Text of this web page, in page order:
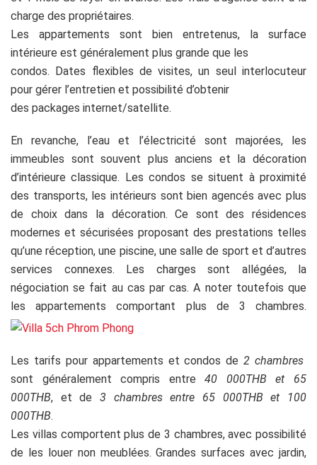
charge des propriétaires.
Les appartements sont bien entretenus, la surface
intérieure est généralement plus grande que les
condos. Dates flexibles de visites, un seul interlocuteur
pour gérer l’entretien et possibilité d’obtenir
des packages internet/satellite.
En revanche, l’eau et l’électricité sont majorées, les
immeubles sont souvent plus anciens et la décoration
d’intérieure classique. Les condos se situent à proximité
des transports, les intérieurs sont bien agencés avec plus
de choix dans la décoration. Ce sont des résidences
modernes et sécurisées proposant des prestations telles
qu’une réception, une piscine, une salle de sport et d’autres
services connexes. Les charges sont allégées, la
négociation se fait au cas par cas. A noter toutefois que
les appartements comportant plus de 3 chambres.
Les tarifs pour appartements et condos de2 chambres
sont généralement compris entre 40 000THB et 65
000THB, et de 3 chambres entre 65 000THB et 100
000THB.
Les villas comportent plus de 3 chambres, avec possibilité
de les louer non meublées. Grandes surfaces avec jardin,